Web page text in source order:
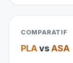
COMPARATIF
PLAvsASA